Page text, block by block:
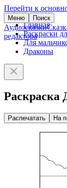
Перейти к
Меню Поиск
Аудиосказки
редактора
Главная
Раскраски
Для
Драконы
Раскраска
Распечатать На